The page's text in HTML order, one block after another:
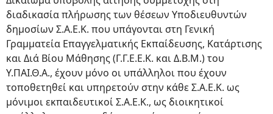
διαδικασία πλήρωσης των θέσεων Υποδιευθυντών
δημοσίων Σ.Α.Ε.Κ. που υπάγονται στη Γενική
Γραμματεία Επαγγελματικής Εκπαίδευσης, Κατάρτισης
και Διά Βίου Μάθησης (Γ.Γ.Ε.Ε.Κ. και Δ.Β.Μ.) του
Υ.ΠΑΙ.Θ.Α., έχουν μόνο οι υπάλληλοι που έχουν
τοποθετηθεί και υπηρετούν στην κάθε Σ.Α.Ε.Κ. ως
μόνιμοι εκπαιδευτικοί Σ.Α.Ε.Κ., ως διοικητικοί